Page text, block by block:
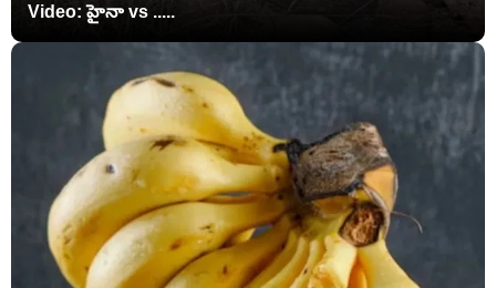
Video: హైనా vs .....